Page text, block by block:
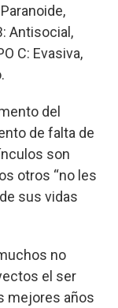
Antisocial,
C: Evasiva,
del
de falta de
son
otros “no les
sus vidas
no
el ser
mejores años